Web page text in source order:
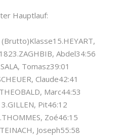
Hauptlauf:
Abdel34:56
Tomasz39:01
Claude42:41
Marc44:53
Pit46:12
Zoé46:15
Joseph55:58